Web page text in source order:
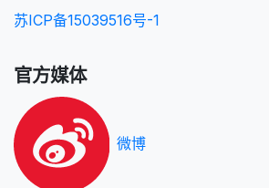
苏ICP备15039516号-1
官方媒体
微博